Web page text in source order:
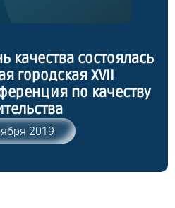
качества состоялась
городская XVII
по качеству
2019